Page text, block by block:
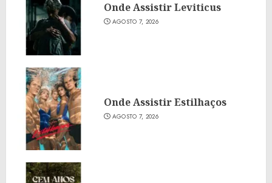
Onde Assistir Leviticus
AGOSTO 7, 2026
Onde Assistir Estilhaços
AGOSTO 7, 2026